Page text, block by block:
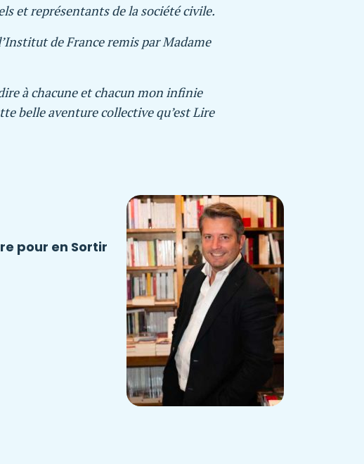
et représentants de la société civile.
de France remis par Madame
à chacune et chacun mon infinie
belle aventure collective qu’est Lire
pour en Sortir